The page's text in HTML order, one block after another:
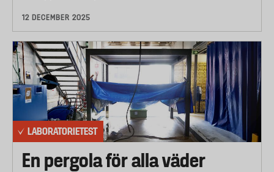
12 DECEMBER 2025
LABORATORIETEST
En pergola för alla väder